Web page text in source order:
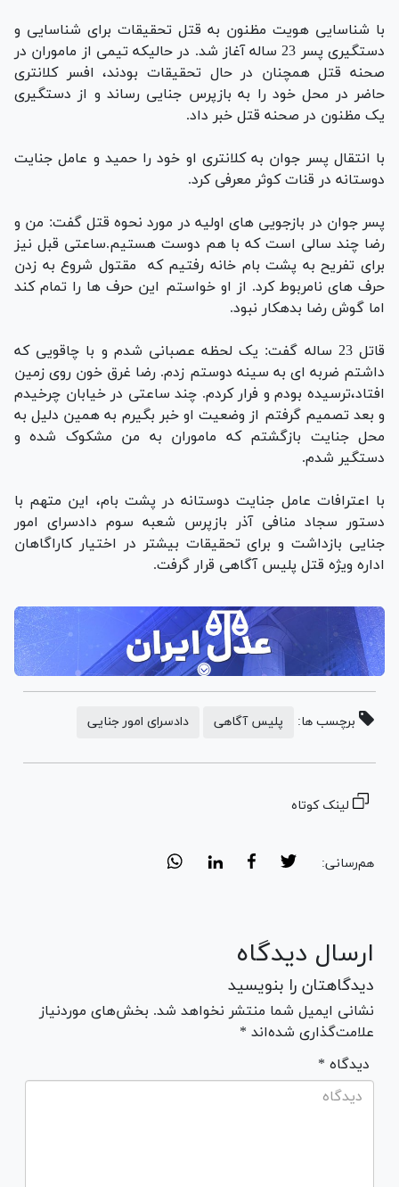
با شناسایی هویت مظنون به قتل تحقیقات برای شناسایی و
دستگیری پسر 23 ساله آغاز شد. در حالیکه تیمی از ماموران در
صحنه قتل همچنان در حال تحقیقات بودند، افسر کلانتری
حاضر در محل خود را به بازپرس جنایی رساند و از دستگیری
یک مظنون در صحنه قتل خبر داد.
با انتقال پسر جوان به کلانتری او خود را حمید و عامل جنایت
دوستانه در قنات کوثر معرفی کرد.
پسر جوان در بازجویی های اولیه در مورد نحوه قتل گفت: من و
رضا چند سالی است که با هم دوست هستیم.ساعتی قبل نیز
برای تفریح به پشت بام خانه رفتیم که مقتول شروع به زدن
حرف های نامربوط کرد. از او خواستم این حرف ها را تمام کند
اما گوش رضا بدهکار نبود.
قاتل 23 ساله گفت: یک لحظه عصبانی شدم و با چاقویی که
داشتم ضربه ای به سینه دوستم زدم. رضا غرق خون روی زمین
افتاد،ترسیده بودم و فرار کردم. چند ساعتی در خیابان چرخیدم
و بعد تصمیم گرفتم از وضعیت او خبر بگیرم به همین دلیل به
محل جنایت بازگشتم که ماموران به من مشکوک شده و
دستگیر شدم.
با اعترافات عامل جنایت دوستانه در پشت بام، این متهم با
دستور سجاد منافی آذر بازپرس شعبه سوم دادسرای امور
جنایی بازداشت و برای تحقیقات بیشتر در اختیار کاراگاهان
اداره ویژه قتل پلیس آگاهی قرار گرفت.
برچسب ها: پلیس آگاهی دادسرای امور جنایی
لینک کوتاه
هم‌رسانی:
ارسال دیدگاه
دیدگاهتان را بنویسید
نشانی ایمیل شما منتشر نخواهد شد. بخش‌های موردنیاز
علامت‌گذاری شده‌اند *
* دیدگاه